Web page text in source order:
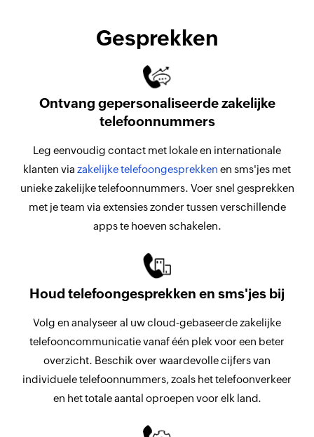
Gesprekken
Ontvang gepersonaliseerde zakelijke
telefoonnummers
Leg eenvoudig contact met lokale en internationale
klanten via zakelijke telefoongesprekken en sms'jes met
unieke zakelijke telefoonnummers. Voer snel gesprekken
met je team via extensies zonder tussen verschillende
apps te hoeven schakelen.
Houd telefoongesprekken en sms'jes bij
Volg en analyseer al uw cloud-gebaseerde zakelijke
telefooncommunicatie vanaf één plek voor een beter
overzicht. Beschik over waardevolle cijfers van
individuele telefoonnummers, zoals het telefoonverkeer
en het totale aantal oproepen voor elk land.